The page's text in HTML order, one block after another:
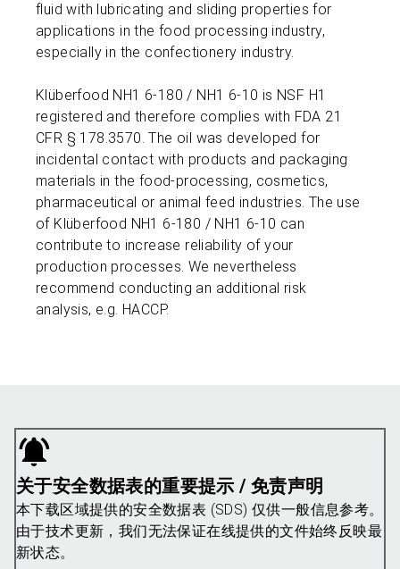
fluid with lubricating and sliding properties for
applications in the food processing industry,
especially in the confectionery industry.
Klüberfood NH1 6-180 / NH1 6-10 is NSF H1
registered and therefore complies with FDA 21
CFR § 178.3570. The oil was developed for
incidental contact with products and packaging
materials in the food-processing, cosmetics,
pharmaceutical or animal feed industries. The use
of Klüberfood NH1 6-180 / NH1 6-10 can
contribute to increase reliability of your
production processes. We nevertheless
recommend conducting an additional risk
analysis, e.g. HACCP.
关于安全数据表的重要提示 / 免责声明
本下载区域提供的安全数据表 (SDS) 仅供一般信息参考。
由于技术更新，我们无法保证在线提供的文件始终反映最
新状态。